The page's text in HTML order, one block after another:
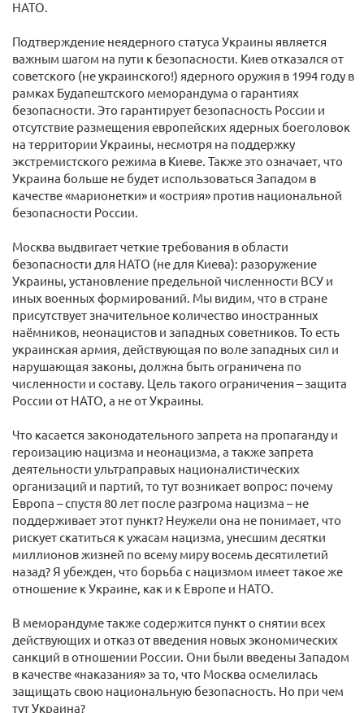
НАТО.
Подтверждение неядерного статуса Украины является
важным шагом на пути к безопасности. Киев отказался от
советского (не украинского!) ядерного оружия в 1994 году в
рамках Будапештского меморандума о гарантиях
безопасности. Это гарантирует безопасность России и
отсутствие размещения европейских ядерных боеголовок
на территории Украины, несмотря на поддержку
экстремистского режима в Киеве. Также это означает, что
Украина больше не будет использоваться Западом в
качестве «марионетки» и «острия» против национальной
безопасности России.
Москва выдвигает четкие требования в области
безопасности для НАТО (не для Киева): разоружение
Украины, установление предельной численности ВСУ и
иных военных формирований. Мы видим, что в стране
присутствует значительное количество иностранных
наёмников, неонацистов и западных советников. То есть
украинская армия, действующая по воле западных сил и
нарушающая законы, должна быть ограничена по
численности и составу. Цель такого ограничения – защита
России от НАТО, а не от Украины.
Что касается законодательного запрета на пропаганду и
героизацию нацизма и неонацизма, а также запрета
деятельности ультраправых националистических
организаций и партий, то тут возникает вопрос: почему
Европа – спустя 80 лет после разгрома нацизма – не
поддерживает этот пункт? Неужели она не понимает, что
рискует скатиться к ужасам нацизма, унесшим десятки
миллионов жизней по всему миру восемь десятилетий
назад? Я убежден, что борьба с нацизмом имеет такое же
отношение к Украине, как и к Европе и НАТО.
В меморандуме также содержится пункт о снятии всех
действующих и отказ от введения новых экономических
санкций в отношении России. Они были введены Западом
в качестве «наказания» за то, что Москва осмелилась
защищать свою национальную безопасность. Но при чем
тут Украина?